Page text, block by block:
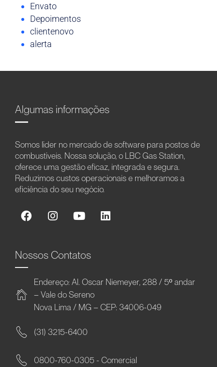
Envato
Depoimentos
clientenovo
alerta
Algumas informações
Somos líder no mercado de software para postos de
combustíveis. Nossa solução, o LBC Gas Station,
oferece uma gestão eficaz, integrada e segura.
Reduzimos custos operacionais e melhoramos a
eficiência do seu negócio.
Nossos Contatos
Endereço: Al. Oscar Niemeyer, 288 / 5º andar
– Vale do Sereno
Nova Lima / MG – CEP: 34006-049
(31) 3215-6400
0800-760-0305 - Comercial